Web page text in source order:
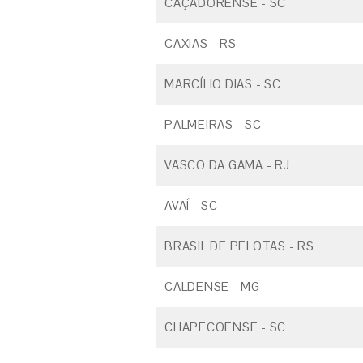
CAXIAS - RS
MARCÍLIO DIAS - SC
PALMEIRAS - SC
VASCO DA GAMA - RJ
AVAÍ - SC
BRASIL DE PELOTAS - RS
CALDENSE - MG
CHAPECOENSE - SC